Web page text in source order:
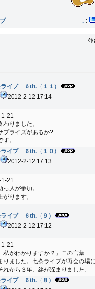
イブ . :
イブ ６th.（１１）
2012-2-12 17:14
21
りました。
プライズがあるか?
。
イブ ６th.（１０）
2012-2-12 17:13
21
人が参加。
がります。
イブ ６th.（９）
2012-2-12 17:12
21
私がわかりますか？」この言葉
りました。七条ライブが再会の場に
れから３年、絆が深まりました。
イブ ６th.（８）